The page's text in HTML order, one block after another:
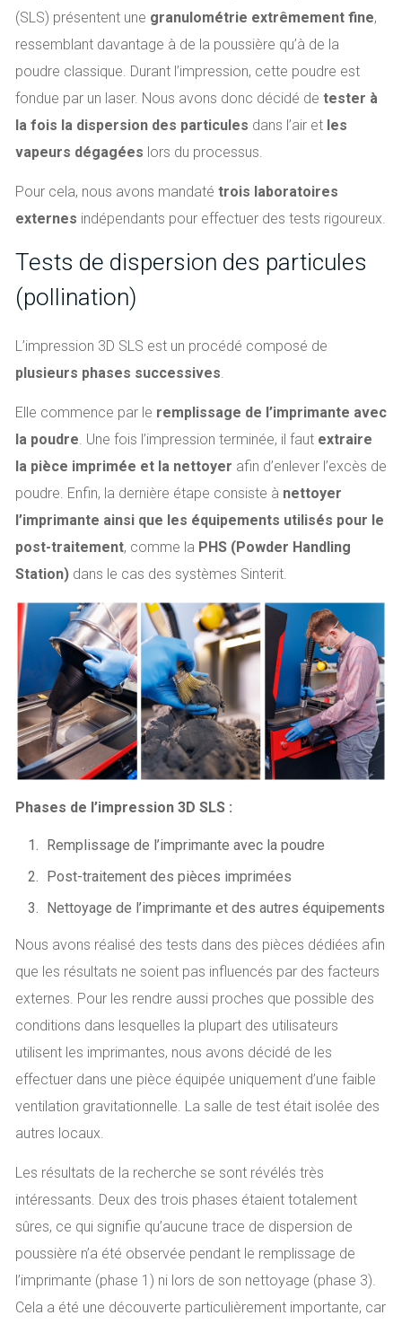
(SLS) présentent une granulométrie extrêmement fine,
ressemblant davantage à de la poussière qu’à de la
poudre classique. Durant l’impression, cette poudre est
fondue par un laser. Nous avons donc décidé de tester à
la fois la dispersion des particules dans l’air et les
vapeurs dégagées lors du processus.
Pour cela, nous avons mandaté trois laboratoires
externes indépendants pour effectuer des tests rigoureux.
Tests de dispersion des particules
(pollination)
L’impression 3D SLS est un procédé composé de
plusieurs phases successives.
Elle commence par le remplissage de l’imprimante avec
la poudre. Une fois l’impression terminée, il faut extraire
la pièce imprimée et la nettoyer afin d’enlever l’excès de
poudre. Enfin, la dernière étape consiste à nettoyer
l’imprimante ainsi que les équipements utilisés pour le
post-traitement, comme la PHS (Powder Handling
Station) dans le cas des systèmes Sinterit.
Phases de l’impression 3D SLS :
Remplissage de l’imprimante avec la poudre
Post-traitement des pièces imprimées
Nettoyage de l’imprimante et des autres équipements
Nous avons réalisé des tests dans des pièces dédiées afin
que les résultats ne soient pas influencés par des facteurs
externes. Pour les rendre aussi proches que possible des
conditions dans lesquelles la plupart des utilisateurs
utilisent les imprimantes, nous avons décidé de les
effectuer dans une pièce équipée uniquement d’une faible
ventilation gravitationnelle. La salle de test était isolée des
autres locaux.
Les résultats de la recherche se sont révélés très
intéressants. Deux des trois phases étaient totalement
sûres, ce qui signifie qu’aucune trace de dispersion de
poussière n’a été observée pendant le remplissage de
l’imprimante (phase 1) ni lors de son nettoyage (phase 3).
Cela a été une découverte particulièrement importante, car